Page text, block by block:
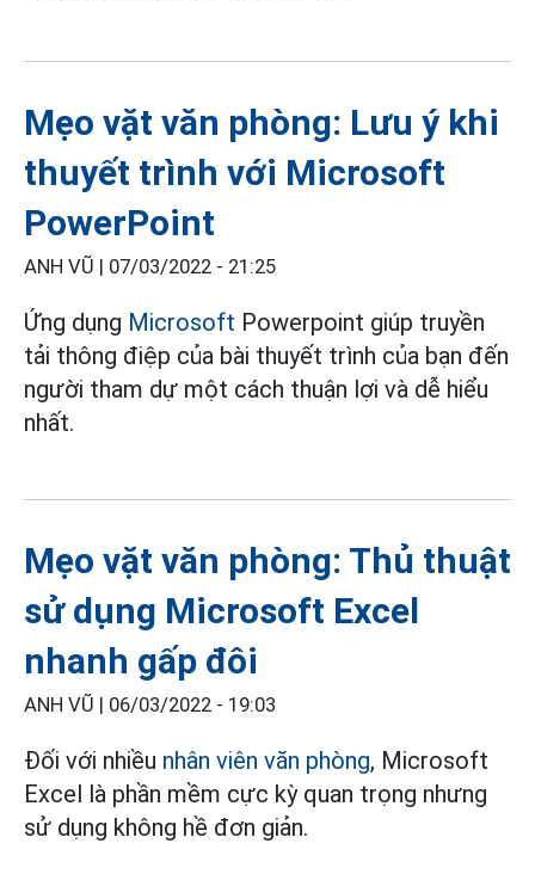
Mẹo vặt văn phòng: Lưu ý khi
thuyết trình với Microsoft
PowerPoint
ANH VŨ | 07/03/2022 - 21:25
Ứng dụng Microsoft Powerpoint giúp truyền
tải thông điệp của bài thuyết trình của bạn đến
người tham dự một cách thuận lợi và dễ hiểu
nhất.
Mẹo vặt văn phòng: Thủ thuật
sử dụng Microsoft Excel
nhanh gấp đôi
ANH VŨ | 06/03/2022 - 19:03
Đối với nhiều nhân viên văn phòng, Microsoft
Excel là phần mềm cực kỳ quan trọng nhưng
sử dụng không hề đơn giản.